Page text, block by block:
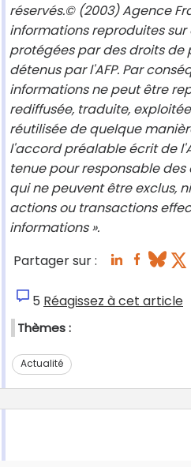
réservés.© (2003) Agence
informations reproduites
protégées par des droits
détenus par l'AFP. Par
informations ne peut être
rediffusée, traduite,
réutilisée de quelque
l'accord préalable écrit de
tenue pour responsable des
qui ne peuvent être exclus,
actions ou transactions
informations ».
Partager sur :
5 Réagissez à cet article
Thèmes :
Actualité